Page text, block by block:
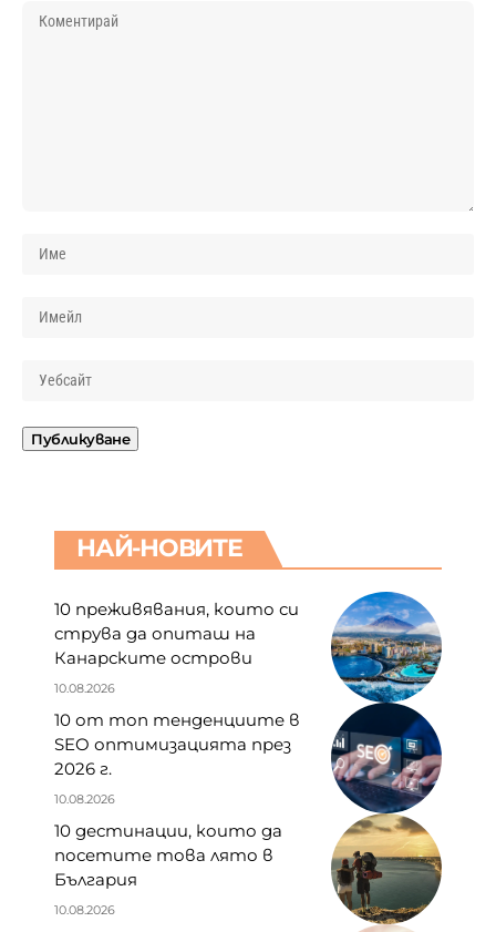
НАЙ-НОВИТЕ
10 преживявания, които си
струва да опиташ на
Канарските острови
10.08.2026
10 от топ тенденциите в
SEO оптимизацията през
2026 г.
10.08.2026
10 дестинации, които да
посетите това лято в
България
10.08.2026